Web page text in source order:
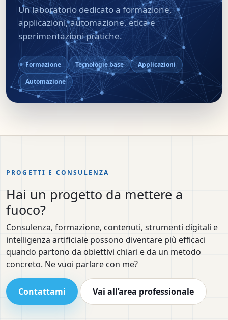
Un laboratorio dedicato a formazione,
applicazioni, automazione, etica e
sperimentazioni pratiche.
Formazione Tecnologie base
Applicazioni
Automazione
PROGETTI E CONSULENZA
Hai un progetto da mettere a
fuoco?
Consulenza, formazione, contenuti, strumenti digitali e
intelligenza artificiale possono diventare più efficaci
quando partono da obiettivi chiari e da un metodo
concreto. Ne vuoi parlare con me?
Contattami Vai all’area professionale